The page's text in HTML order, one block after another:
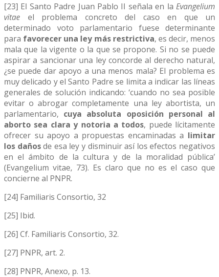
[23] El Santo Padre Juan Pablo II señala en la Evangelium
vitae el problema concreto del caso en que un
determinado voto parlamentario fuese determinante
para favorecer una ley más restrictiva, es decir, menos
mala que la vigente o la que se propone. Si no se puede
aspirar a sancionar una ley concorde al derecho natural,
¿se puede dar apoyo a una menos mala? El problema es
muy delicado y el Santo Padre se limita a indicar las líneas
generales de solución indicando: ‘cuando no sea posible
evitar o abrogar completamente una ley abortista, un
parlamentario, cuya absoluta oposición personal al
aborto sea clara y notoria a todos, puede lícitamente
ofrecer su apoyo a propuestas encaminadas a limitar
los dañosde esa ley y disminuir así los efectos negativos
en el ámbito de la cultura y de la moralidad pública’
(Evangelium vitae, 73). Es claro que no es el caso que
concierne al PNPR.
[24] Familiaris Consortio, 32
[25] Ibid.
[26] Cf. Familiaris Consortio, 32.
[27] PNPR, art. 2.
[28] PNPR, Anexo, p. 13.